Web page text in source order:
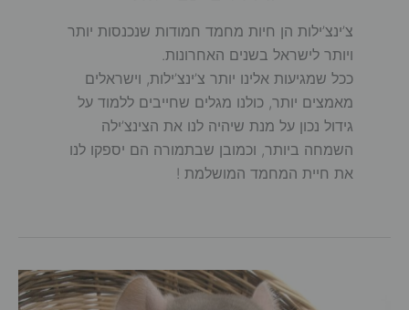
צ’ינצ’ילות הן חיות מחמד חמודות שנכנסות יותר
ויותר לישראל בשנים האחרונות.
ככל שמגיעות אלינו יותר צ’ינצ’ילות, וישראלים
מאמצים יותר, כולנו מגלים שחייבים ללמוד על
גידול נכון על מנת שיהיה לנו את הצינצ’ילה
השמחה ביותר, וכמובן שבתמורה הם יספקו לנו
את חיית המחמד המושלמת !